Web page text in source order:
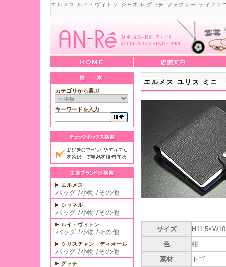
エルメス ルイ・ヴィトン シャネル グッチ フォクシー ティフ
カテゴリから選ぶ
キーワードを入力
エルメス
バッグ /小物 /その他
シャネル
バッグ /小物 /その他
ルイ・ヴィトン
バッグ /小物 /その他
クリスチャン・ディオール
バッグ /小物 /その他
グッチ
エルメス ユリス ミニ
サイズ
色
紺
素材
トゴ